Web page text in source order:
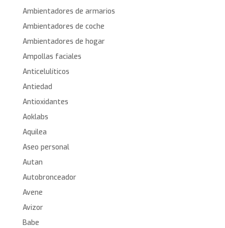
Ambientadores de armarios
Ambientadores de coche
Ambientadores de hogar
Ampollas faciales
Anticelulíticos
Antiedad
Antioxidantes
Aoklabs
Aquilea
Aseo personal
Autan
Autobronceador
Avene
Avizor
Babe